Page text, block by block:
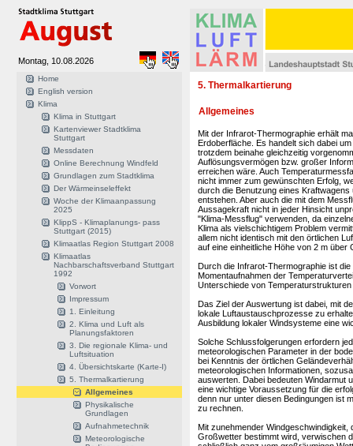
Montag, 10.08.2026
Home
English version
Klima
Klima in Stuttgart
Kartenviewer Stadtklima
Stuttgart
Messdaten
Online Berechnung Windfeld
Grundlagen zum Stadtklima
Der Wärmeinseleffekt
Woche der Klimaanpassung
2025
KlippS - Klimaplanungs- pass
Stuttgart (2015)
Klimaatlas Region Stuttgart 2008
Klimaatlas
Nachbarschaftsverband Stuttgart
1992
Vorwort
Impressum
1. Einleitung
2. Klima und Luft als
Planungsfaktoren
3. Die regionale Klima- und
Luftsituation
4. Übersichtskarte (Karte-I)
5. Thermalkartierung
Allgemeines
Physikalische
Grundlagen
Aufnahmetechnik
Meteorologische
5. Thermalkartierung
Allgemeines
Mit der Infrarot-Thermographie erhält
Erdoberfläche. Es handelt sich dabei
trotzdem beinahe gleichzeitig
Auflösungsvermögen bzw. großer
erreichen wäre. Auch
nicht immer zum gewünschten Erfolg,
durch die Benutzung eines
entstehen. Aber auch die mit dem
Aussagekraft nicht in jeder Hinsicht
"Klima-Messflug" verwenden, da
Klima als vielschichtigem Problem
allem nicht identisch mit den örtlichen
auf eine einheitliche Höhe von 2 m über
Durch die Infrarot-Thermographie ist
Momentaufnahmen der
Unterschiede von
Das Ziel der Auswertung ist dabei, mit
lokale Luftaustauschprozesse zu
Ausbildung lokaler Windsysteme eine
Solche Schlussfolgerungen erfordern
meteorologischen Parameter in der
bei Kenntnis der örtlichen
meteorologischen Informationen,
auswerten. Dabei bedeuten Windarmut
eine wichtige Voraussetzung für die
denn nur unter diesen Bedingungen ist
zu rechnen.
Mit zunehmender
Großwetter bestimmt wird, verwischen